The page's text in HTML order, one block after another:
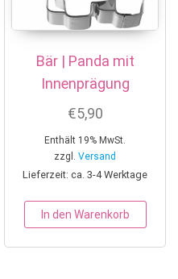
Bär | Panda mit
Innenprägung
€5,90
Enthält 19% MwSt.
zzgl.Versand
Lieferzeit: ca. 3-4 Werktage
In den Warenkorb